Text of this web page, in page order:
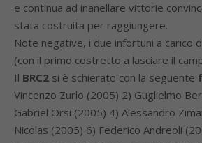
e continua ad inanellare vittorie
stata costruita per raggiungere.
Note negative, i due infortuni a carico
(con il primo costretto a lasciare il
Il BRC2 si è schierato con la seguente
Vincenzo Zurlo (2005) 2) Guglielmo
Gabriel Orsi (2005) 4) Alessandro
Nicolas (2005) 6) Federico Andreoli